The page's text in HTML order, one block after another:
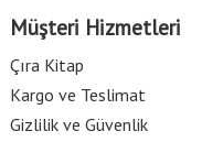
Müşteri Hizmetleri
Çıra Kitap
Kargo ve Teslimat
Gizlilik ve Güvenlik